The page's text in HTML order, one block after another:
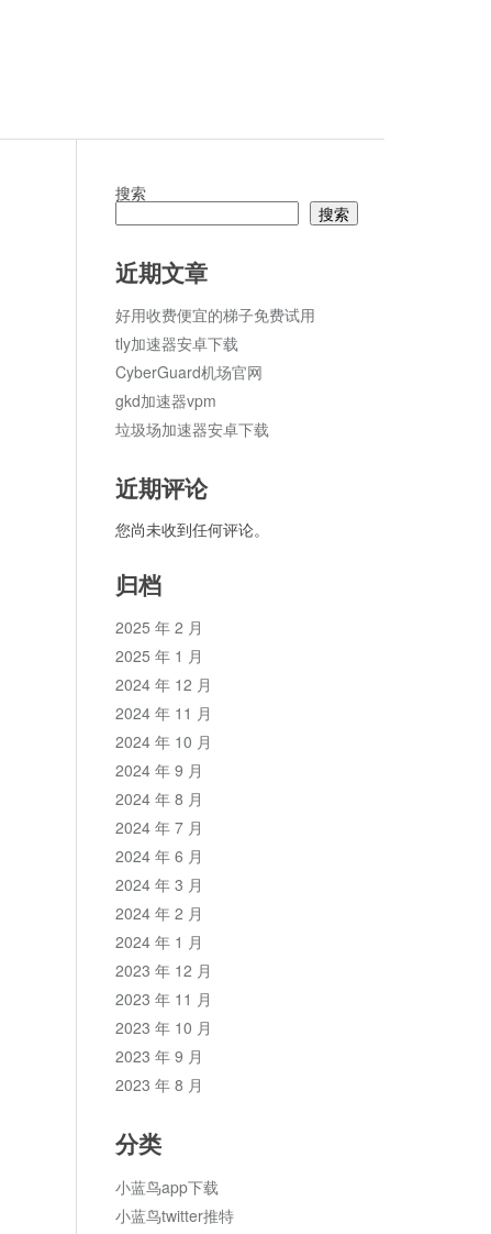
搜索
搜索
近期文章
好用收费便宜的梯子免费试用
tly加速器安卓下载
CyberGuard机场官网
gkd加速器vpm
垃圾场加速器安卓下载
近期评论
您尚未收到任何评论。
归档
2025 年 2 月
2025 年 1 月
2024 年 12 月
2024 年 11 月
2024 年 10 月
2024 年 9 月
2024 年 8 月
2024 年 7 月
2024 年 6 月
2024 年 3 月
2024 年 2 月
2024 年 1 月
2023 年 12 月
2023 年 11 月
2023 年 10 月
2023 年 9 月
2023 年 8 月
分类
小蓝鸟app下载
小蓝鸟twitter推特